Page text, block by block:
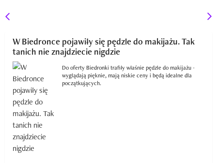
W Biedronce pojawiły się pędzle do makijażu. Tak
tanich nie znajdziecie nigdzie
Do oferty Biedronki trafiły właśnie pędzle do makijażu -
wyglądają pięknie, mają niskie ceny i będą idealne dla
początkujących.